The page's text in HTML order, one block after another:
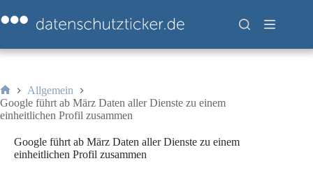
Inhalt
springen
Start
Allgemein
Google führt ab März Daten aller Dienste zu einem
einheitlichen Profil zusammen
Google führt ab März Daten aller Dienste zu einem
einheitlichen Profil zusammen